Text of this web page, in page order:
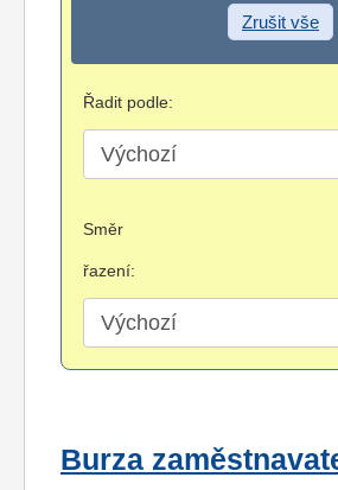
Zrušit vše
Řadit podle:
Směr
řazení:
Burza